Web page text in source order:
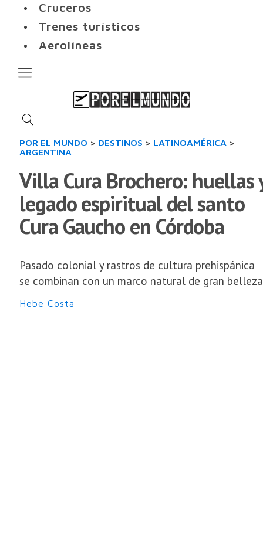
Cruceros
Trenes turísticos
Aerolíneas
POR EL MUNDO > DESTINOS > LATINOAMÉRICA >
ARGENTINA
Villa Cura Brochero: huellas
legado espiritual del santo
Cura Gaucho en Córdoba
Pasado colonial y rastros de cultura prehispánica
se combinan con un marco natural de gran belleza
Hebe Costa